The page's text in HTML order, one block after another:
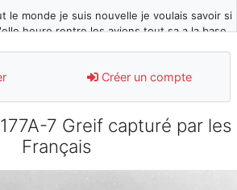
le monde je suis nouvelle je voulais savoir si
heure rentre les avions tout sa a la base
les quelques blocages du site ces derniers
contre le spam et les bots trop nocifs
bannière
> lesquels ? je ne suis pas sûr de
Créer un compte
7 Greif capturé par les
Français